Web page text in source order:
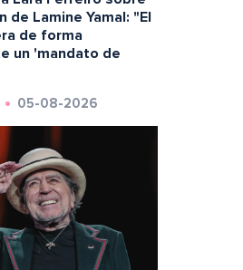
de Lamine Yamal: "El
de forma
un 'mandato de
05-08-2026